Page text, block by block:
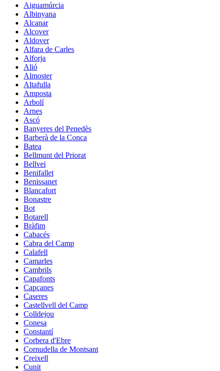
Aiguamúrcia
Albinyana
Alcanar
Alcover
Aldover
Alfara de Carles
Alforja
Alió
Almoster
Altafulla
Amposta
Arbolí
Arnes
Ascó
Banyeres del Penedès
Barberà de la Conca
Batea
Bellmunt del Priorat
Bellvei
Benifallet
Benissanet
Blancafort
Bonastre
Bot
Botarell
Bràfim
Cabacés
Cabra del Camp
Calafell
Camarles
Cambrils
Capafonts
Capçanes
Caseres
Castellvell del Camp
Colldejou
Conesa
Constantí
Corbera d'Ebre
Cornudella de Montsant
Creixell
Cunit